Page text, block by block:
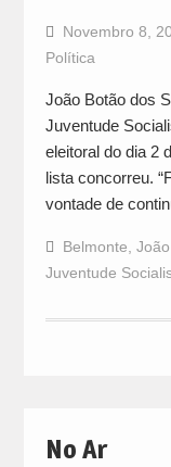
Novembro 8,
Política
João Botão dos
Juventude
eleitoral do dia 2
lista concorreu.
vontade de
Belmonte
Juventude
No Ar